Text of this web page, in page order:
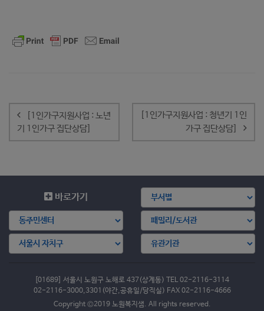
내
비
게
[1인가구지원사업 : 노년
기 1인가구 집단상담]
[1인가구지원사업 : 청년기 1인
가구 집단상담]
바로가기
[01689] 서울시 노원구 노해로 437(상계동) TEL 02-2116-3114
02-2116-3000,3301(야간,공휴일/당직실) FAX 02-2116-4666
Copyright ©2019 노원복지샘. All rights reserved.